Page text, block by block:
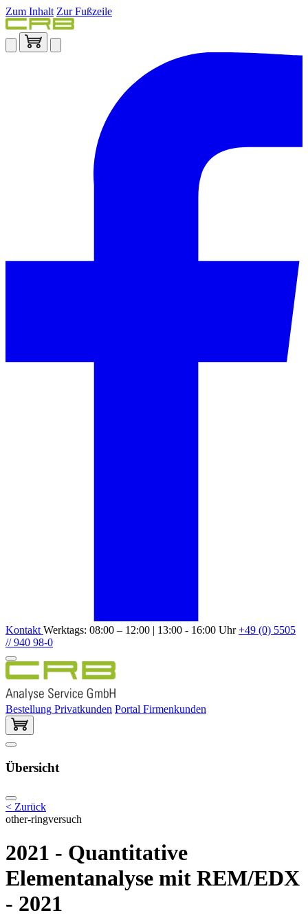
Zum Inhalt Zur Fußzeile
Kontakt Werktags: 08:00 – 12:00 | 13:00 - 16:00 Uhr+49 (0) 5505
// 940 98-0
Bestellung Privatkunden Portal Firmenkunden
Übersicht
< Zurück
other-ringversuch
2021 - Quantitative
Elementanalyse mit REM/EDX
- 2021